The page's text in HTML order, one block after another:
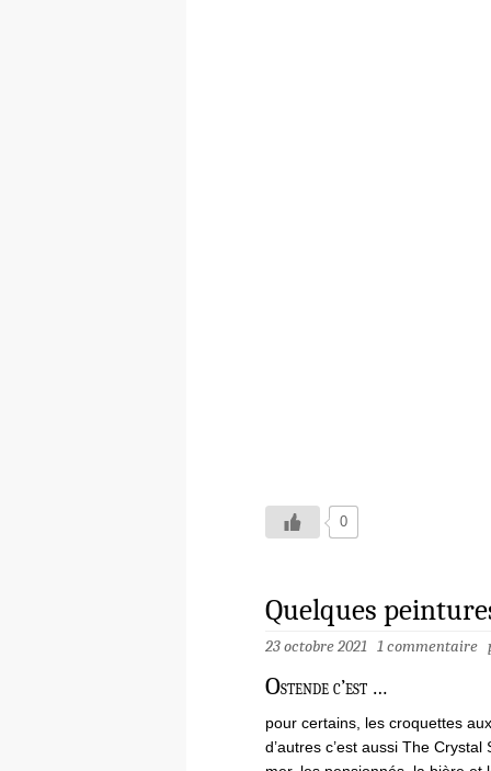
0
Quelques
23 octobre 2021 1 commentaire
Ostende c’est …
pour certains, les croquettes
d’autres c’est aussi The